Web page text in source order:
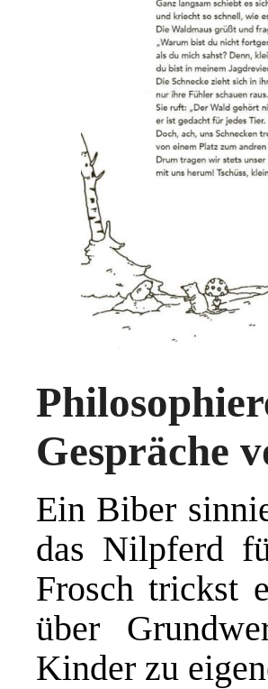
Gespräche
Ein Biber
das Nilpferd
Frosch trickst
über
Kinder zu